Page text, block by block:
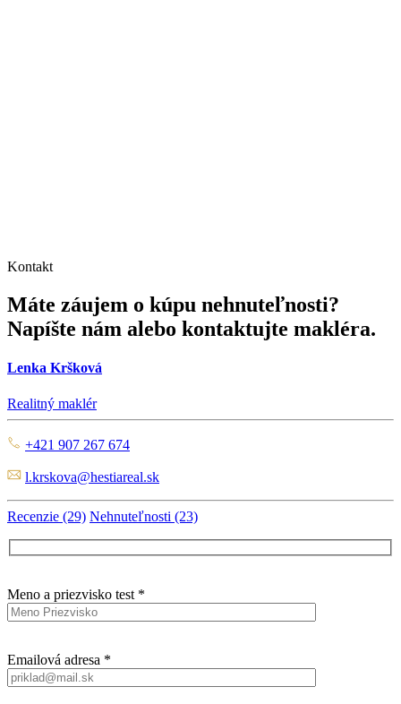
Kontakt
Máte záujem o kúpu nehnuteľnosti?
Napíšte nám alebo kontaktujte makléra.
Lenka Kršková
Realitný maklér
+421 907 267 674
l.krskova@hestiareal.sk
Recenzie (29) Nehnuteľnosti (23)
Meno a priezvisko test *
Emailová adresa *